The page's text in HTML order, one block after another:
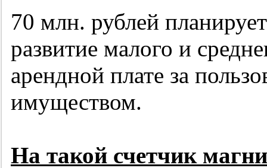
70 млн. рублей
развитие малого и
арендной плате за
имуществом.
На такой счетчик